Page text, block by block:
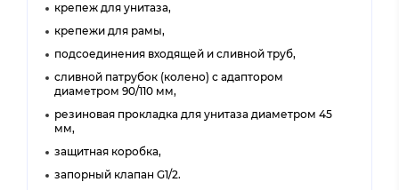
крепеж для унитаза,
крепежи для рамы,
подсоединения входящей и сливной труб,
сливной патрубок (колено) с адаптором
диаметром 90/110 мм,
резиновая прокладка для унитаза диаметром 45
мм,
защитная коробка,
запорный клапан G1/2.